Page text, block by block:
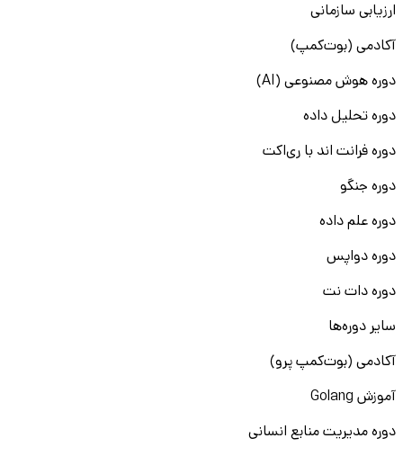
ارزیابی سازمانی
آکادمی (بوت‌کمپ)
دوره هوش مصنوعی (AI)
دوره تحلیل داده
دوره فرانت اند با ری‌اکت
دوره جنگو
دوره علم داده
دوره دواپس
دوره دات نت
سایر دوره‌ها
آکادمی (بوت‌کمپ پرو)
آموزش Golang
دوره مدیریت منابع انسانی